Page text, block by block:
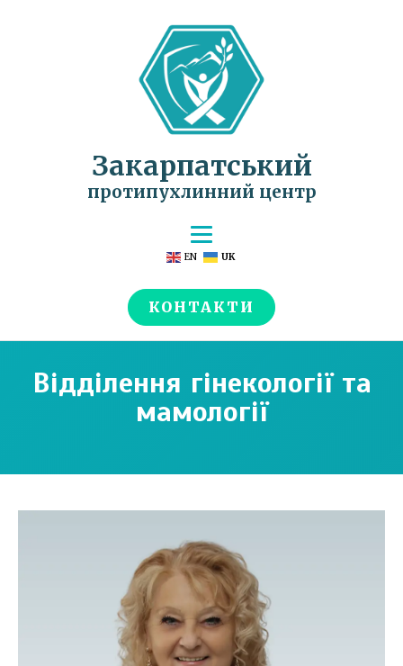
Закарпатський
протипухлинний центр
EN UK
КОНТАКТИ
Відділення гінекології та
мамології